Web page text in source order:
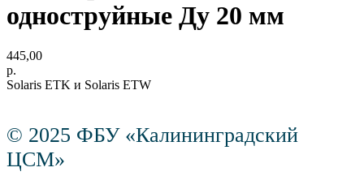
одноструйные Ду 20 мм
445,00
р.
Solaris ETK и Solaris ETW
© 2025 ФБУ «Калининградский
ЦСМ»